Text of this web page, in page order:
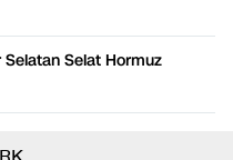
Selat Hormuz